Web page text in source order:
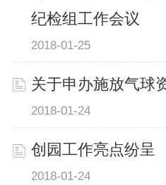
纪检组工作会议
2018-01-25
关于申办施放气球
2018-01-24
创园工作亮点纷呈
2018-01-24